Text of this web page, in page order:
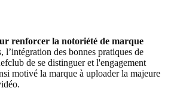
renforcer la notoriété de marque
l’intégration des bonnes pratiques de
de se distinguer et l'engagement
motivé la marque à uploader la majeure